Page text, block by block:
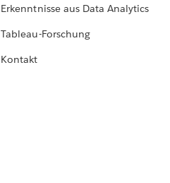
Erkenntnisse aus Data Analytics
Tableau-Forschung
Kontakt